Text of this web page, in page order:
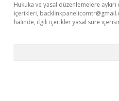
Hukuka ve yasal düzenlemelere
içerikleri,
halinde, ilgili içerikler yasal süre